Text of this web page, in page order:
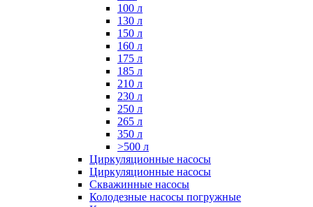
100 л
130 л
150 л
160 л
175 л
185 л
210 л
230 л
250 л
265 л
350 л
>500 л
Циркуляционные насосы
Циркуляционные насосы
Скважинные насосы
Колодезные насосы погружные